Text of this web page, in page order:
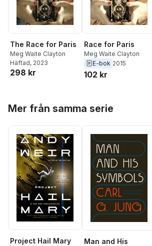
The Race for Paris
Meg Waite Clayton
Häftad, 2023
298 kr
Race for Paris
Meg Waite Clayton
E-bok 2015
102 kr
Mer från samma serie
Project Hail Mary
Man and His